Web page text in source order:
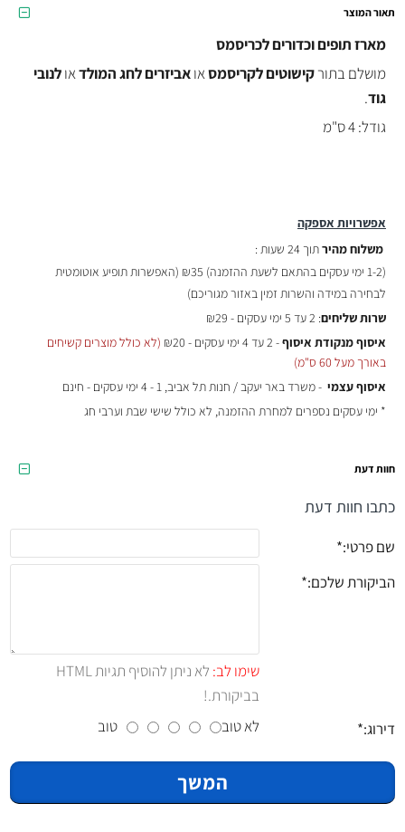
אפשרויות אספקה
משלוח מהירתוך 24 שעות :
(1-2 ימי עסקים בהתאם לשעת ההזמנה)
₪35 (האפשרות תופיע אוטומטית
לבחירה במידה והשרות זמין באזור מגוריכם)
שרות שליחים: 2 עד 5 ימי עסקים - ₪29
איסוף מנקודת איסוף- 2 עד 4 ימי עסקים - ₪20
(לא כולל מוצרים קשיחים
באורך מעל 60 ס"מ)
איסוף עצמי - משרד באר יעקב / חנות תל אביב, 1 - 4 ימי עסקים - חינם
* ימי עסקים נספרים למחרת ההזמנה, לא כולל שישי שבת וערבי חג
תאור המוצר
מארז תופים וכדוריםלכריסמס
מושלם בתורקישוטים לקריסמסאואביזרים לחג המולדאולנובי
גוד.
גודל: 4 ס"מ
חוות דעת
כתבו חוות דעת
שם פרטי:
הביקורת שלכם:
שימו לב:
לא ניתן להוסיף תגיות HTML
בביקורת.!
דירוג:
לא טוב טוב
המשך